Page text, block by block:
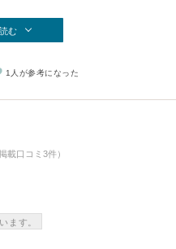
む
1人が参考になった
載口コミ3件）
ます。